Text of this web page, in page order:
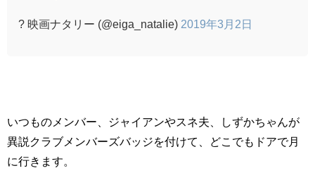
? 映画ナタリー (@eiga_natalie) 2019年3月2日
いつものメンバー、ジャイアンやスネ夫、しずかちゃんが
異説クラブメンバーズバッジを付けて、どこでもドアで月
に行きます。